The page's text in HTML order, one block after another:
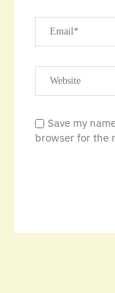
Save my
browser for the